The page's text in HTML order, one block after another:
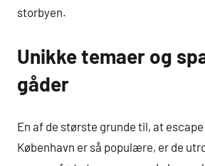
storbyen.
Unikke temaer og
gåder
En af de største grunde til, at
København er så populære, er de